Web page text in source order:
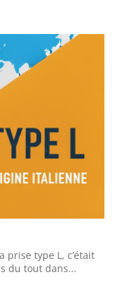
prise type L, c’était
du tout dans...